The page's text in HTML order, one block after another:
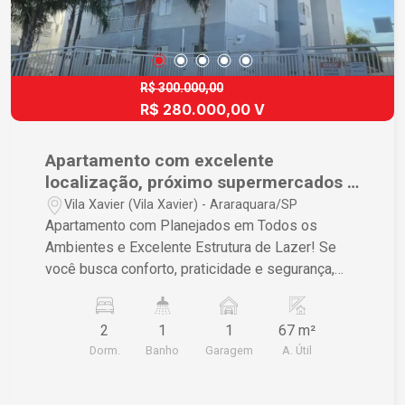
custo-benefício. Entre em contato para mais
informações e agende sua visita!
R$ 300.000,00
R$ 280.000,00 V
Apartamento com excelente
localização, próximo supermercados e
comércios.
Vila Xavier (Vila Xavier) - Araraquara/SP
Apartamento com Planejados em Todos os
Ambientes e Excelente Estrutura de Lazer! Se
você busca conforto, praticidade e segurança,
Características do imóvel: - 02 dormitórios -
Banheiro social - Sala aconchegante - Cozinha
funcional - Sacada - Móveis planejados em todos
2
Dorm.
1
Banho
1
Garagem
67 m²
A. Útil